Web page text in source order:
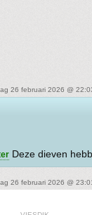
26 februari 2026 @
Deze dieven
26 februari 2026 @